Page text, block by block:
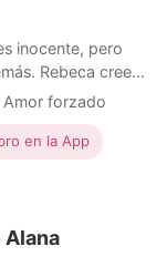
inocente, pero
Rebeca cree
de rojo y que por
solo luz, como
pero se da
hombre y
Amor forzado
Doctor
en la App
Alana